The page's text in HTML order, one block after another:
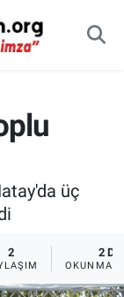
üç
2 2 DK
OKUNMA